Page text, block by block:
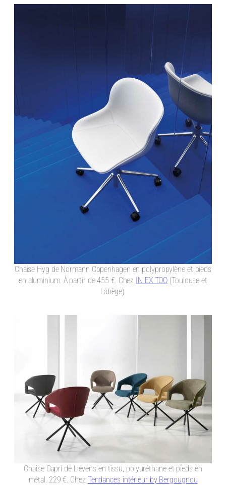
Chaise Hyg de Normann Copenhagen en polypropylène et pieds
en aluminium. À partir de 455 €. Chez IN EX TOO (Toulouse et
Labège).
Chaise Capri de Lievens en tissu, polyuréthane et pieds en
métal. 229 €. Chez Tendances intérieur by Bergougnou